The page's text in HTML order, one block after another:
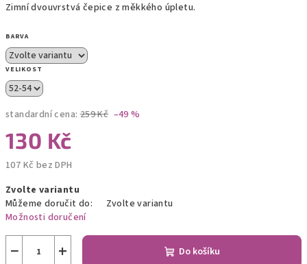
Zimní dvouvrstvá čepice z měkkého úpletu.
BARVA
VELIKOST
standardní cena: 259 Kč –49 %
130 Kč
107 Kč bez DPH
cena:
Zvolte variantu
Můžeme doručit do:
Zvolte variantu
Možnosti doručení
+
− Do košíku